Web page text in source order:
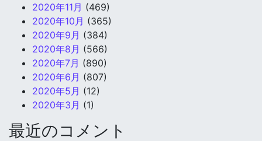
2020年11月 (469)
2020年10月 (365)
2020年9月 (384)
2020年8月 (566)
2020年7月 (890)
2020年6月 (807)
2020年5月 (12)
2020年3月 (1)
最近のコメント